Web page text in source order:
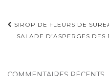
Navigation
d'article
SIROP DE FLEURS DE
SALADE D’ASPERGES